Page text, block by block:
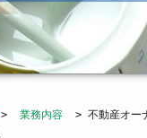
> 業務内容 > 不動産オー